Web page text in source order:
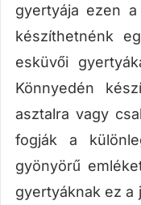
gyertyája ezen
készíthetnénk
esküvői
Könnyedén
asztalra vagy
fogják a
gyönyörű
gyertyáknak ez a